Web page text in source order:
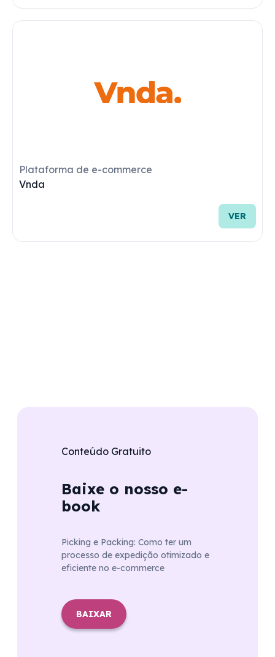
Conteúdo Gratuito
Baixe o nosso e-
book
Picking e Packing: Como ter um
processo de expedição otimizado e
eficiente no e-commerce
BAIXAR